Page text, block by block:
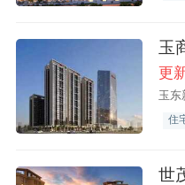
玉
更
玉东
住
世